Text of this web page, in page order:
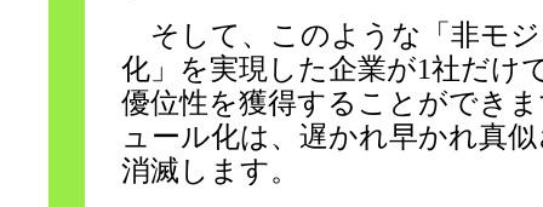
そして、このような「非モ
化」を実現した企業が1社だけ
優位性を獲得することができ
ュール化は、遅かれ早かれ真
消滅します。